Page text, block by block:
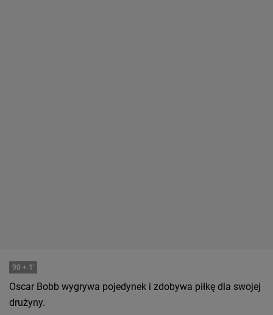
90 + 1'
Oscar Bobb wygrywa pojedynek i zdobywa piłkę dla swojej
drużyny.